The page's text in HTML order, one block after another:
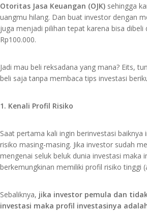
Otoritas Jasa Keuangan (OJK) sehingga
uangmu hilang. Dan buat investor dengan
juga menjadi pilihan tepat karena bisa dibeli
Rp100.000.
Jadi mau beli reksadana yang mana? Eits,
beli saja tanpa membaca tips investasi
1. Kenali Profil Risiko
Saat pertama kali ingin berinvestasi
risiko masing-masing. Jika investor sudah
mengenai seluk beluk dunia investasi maka
berkemungkinan memiliki profil risiko tinggi
Sebaliknya, jika investor pemula dan
investasi maka profil investasinya